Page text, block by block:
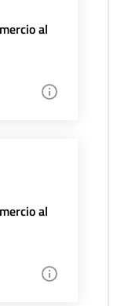
al
al